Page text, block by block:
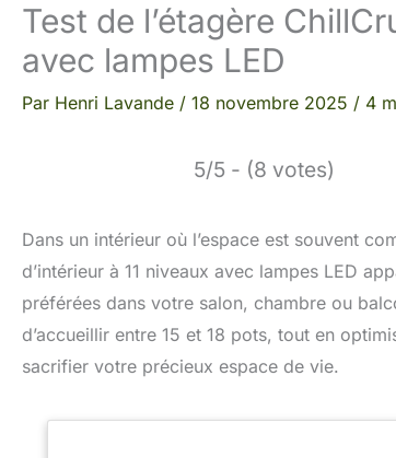
Test de l’étagère
avec lampes LED
Par Henri Lavande / 18 novembre 2025 / 4
5/5 - (8 votes)
Dans un intérieur où l’espace est souvent
d’intérieur à 11 niveaux avec lampes LED
préférées dans votre salon, chambre ou
d’accueillir entre 15 et 18 pots, tout en
sacrifier votre précieux espace de vie.